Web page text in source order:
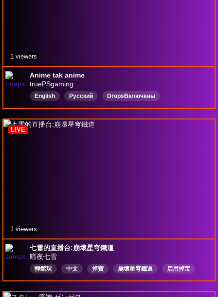
Anime tak anime
truePSgaming
English Русский DropsВключены
1 viewers
七雪的直播台:崩壞星穹鐵道
暗夜七雪
輕鬆玩 中文 掉寶 崩壞星穹鐵道 启用掉宝
LIVE
1 viewers